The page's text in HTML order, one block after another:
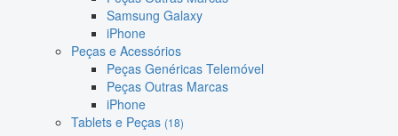
Samsung Galaxy
iPhone
Peças e Acessórios
Peças Genéricas Telemóvel
Peças Outras Marcas
iPhone
Tablets e Peças (18)